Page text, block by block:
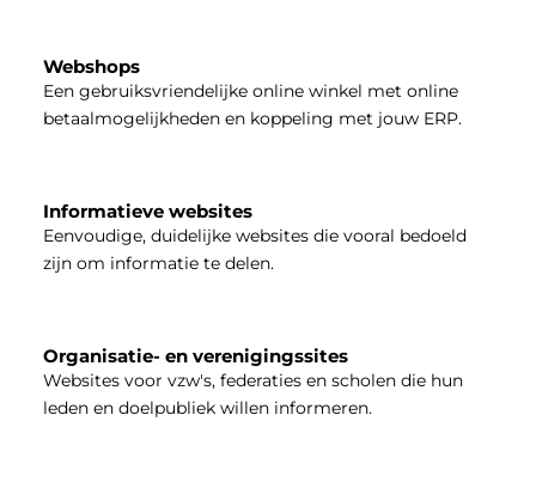
Webshops
Een gebruiksvriendelijke online winkel met online
betaalmogelijkheden en koppeling met jouw ERP.
Informatieve websites
Eenvoudige, duidelijke websites die vooral bedoeld
zijn om informatie te delen.
Organisatie- en verenigingssites
Websites voor vzw's, federaties en scholen die hun
leden en doelpubliek willen informeren.